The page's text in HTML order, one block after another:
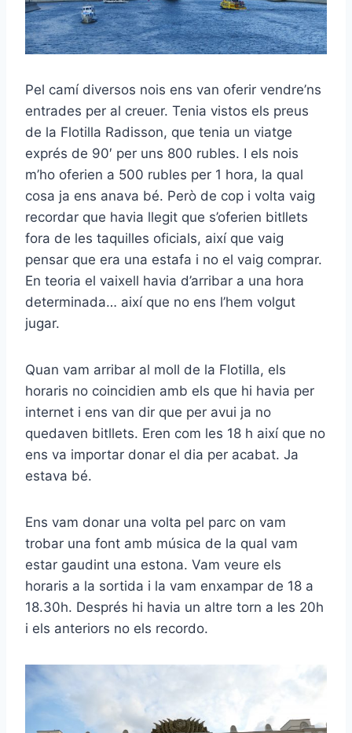
Pel camí diversos nois ens van oferir vendre’ns
entrades per al creuer. Tenia vistos els preus
de la Flotilla Radisson, que tenia un viatge
exprés de 90′ per uns 800 rubles. I els nois
m’ho oferien a 500 rubles per 1 hora, la qual
cosa ja ens anava bé. Però de cop i volta vaig
recordar que havia llegit que s’oferien bitllets
fora de les taquilles oficials, així que vaig
pensar que era una estafa i no el vaig comprar.
En teoria el vaixell havia d’arribar a una hora
determinada… així que no ens l’hem volgut
jugar.
Quan vam arribar al moll de la Flotilla, els
horaris no coincidien amb els que hi havia per
internet i ens van dir que per avui ja no
quedaven bitllets. Eren com les 18 h així que no
ens va importar donar el dia per acabat. Ja
estava bé.
Ens vam donar una volta pel parc on vam
trobar una font amb música de la qual vam
estar gaudint una estona. Vam veure els
horaris a la sortida i la vam enxampar de 18 a
18.30h. Després hi havia un altre torn a les 20h
i els anteriors no els recordo.